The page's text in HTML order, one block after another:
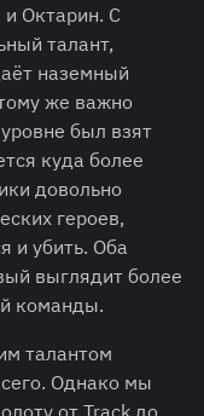
Октарин. С
талант,
наземный
же важно
был взят
куда более
довольно
героев,
и убить. Оба
выглядит более
команды.
талантом
Однако мы